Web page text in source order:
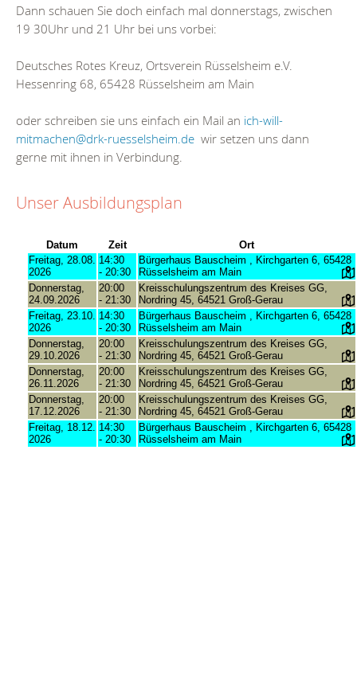
Dann schauen Sie doch einfach mal donnerstags, zwischen
19 30Uhr und 21 Uhr bei uns vorbei:
Deutsches Rotes Kreuz, Ortsverein Rüsselsheim e.V.
Hessenring 68, 65428 Rüsselsheim am Main
oder schreiben sie uns einfach ein Mail an ich-will-
mitmachen@drk-ruesselsheim.de wir setzen uns dann
gerne mit ihnen in Verbindung.
Unser Ausbildungsplan